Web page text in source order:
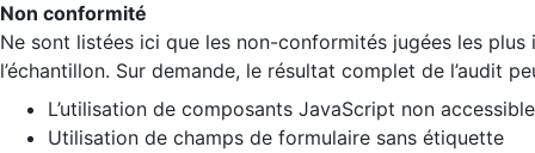
Non conformité
Ne sont listées ici que les non-conformités jugées les
l’échantillon. Sur demande, le résultat complet de l’audit
L’utilisation de composants JavaScript non
Utilisation de champs de formulaire sans étiquette